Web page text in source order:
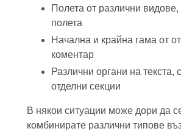
Полета от различни видове,
полета
Начална и крайна гама от
коментар
Различни органи на
отделни секции
В някои ситуации може дори да
комбинирате различни типове